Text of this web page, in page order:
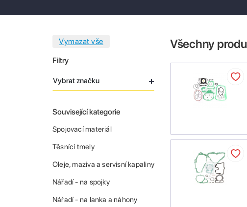
Filtry
Vybrat značku
Související kategorie
Spojovací materiál
Těsnící tmely
Oleje, maziva a servisní kapaliny
Nářadí - na spojky
Nářadí - na lanka a náhony
Všechny